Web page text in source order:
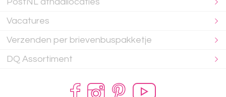
Vacatures
Verzenden per brievenbuspakketje
DQ Assortiment